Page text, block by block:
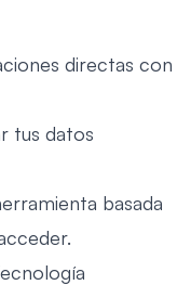
directas con
tus datos
basada